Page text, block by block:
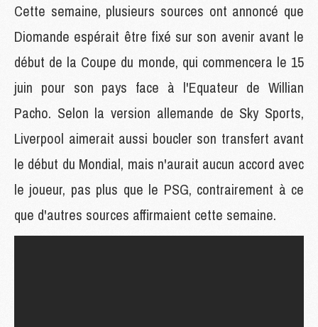
Cette semaine, plusieurs sources ont annoncé que
Diomande espérait être fixé sur son avenir avant le
début de la Coupe du monde, qui commencera le 15
juin pour son pays face à l'Equateur de Willian
Pacho. Selon la version allemande de Sky Sports,
Liverpool aimerait aussi boucler son transfert avant
le début du Mondial, mais n'aurait aucun accord avec
le joueur, pas plus que le PSG, contrairement à ce
que d'autres sources affirmaient cette semaine.